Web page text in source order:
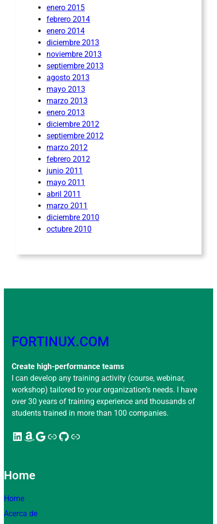
enero 2015
febrero 2014
enero 2014
diciembre 2013
noviembre 2013
septiembre 2013
agosto 2013
mayo 2013
marzo 2013
enero 2013
diciembre 2012
septiembre 2012
marzo 2012
febrero 2012
junio 2011
mayo 2011
abril 2011
marzo 2011
diciembre 2010
octubre 2010
FORTINUX.COM
Create high-performance teams
I can develop any training activity (course, webinar,
workshop) tailored to your organization’s needs. I have
over 30 years of training experience and thousands of
students trained in more than 100 companies.
LinkedIn Amazon Google Enlace GitHub Enlace
Home
Home
Acerca de